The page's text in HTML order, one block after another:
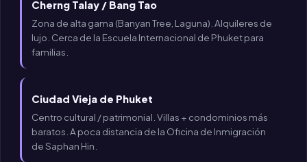
Cherng Talay / Bang Tao
Zona de alta gama (Banyan Tree, Laguna). Alquileres de
lujo. Cerca de la Escuela Internacional de Phuket para
familias.
Ciudad Vieja de Phuket
Centro cultural / patrimonial. Villas + condominios más
baratos. A poca distancia de la Oficina de Inmigración
de Saphan Hin.